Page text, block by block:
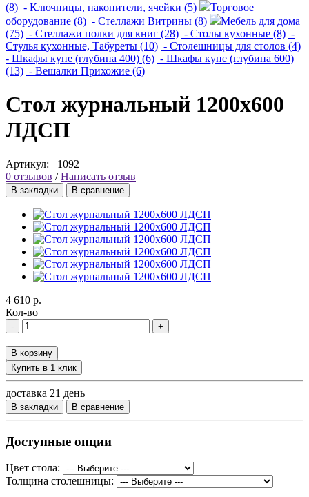
(8) - Ключницы, накопители, ячейки (5)
Торговое
оборудование (8) - Стеллажи Витрины (8)
Мебель для дома
(75) - Стеллажи полки для книг (28) - Столы кухонные (8) -
Стулья кухонные, Табуреты (10) - Столешницы для столов (4)
- Шкафы купе (глубина 400) (6) - Шкафы купе (глубина 600)
(13) - Вешалки Прихожие (6)
Стол журнальный 1200х600
ЛДСП
Артикул: 1092
0 отзывов /Написать отзыв
В закладки В сравнение
4 610 р.
Кол-во
- +
В корзину
Купить в 1 клик
доставка 21 день
В закладки В сравнение
Доступные опции
Цвет стола:
Толщина столешницы: